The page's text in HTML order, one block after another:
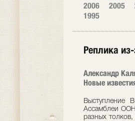
2006
2005
1995
Реплика
Александр
Новые
Выступление
Ассамблеи
разных